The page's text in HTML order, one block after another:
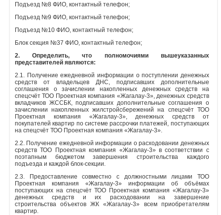
Подъезд №8 ФИО, контактный телефон;
Подъезд №9 ФИО, контактный телефон;
Подъезд №10 ФИО, контактный телефон;
Блок секция №37 ФИО, контактный телефон;
2. Определить, что полномочиями вышеуказанных
представителей являются:
2.1. Получение ежедневной информации о поступлении денежных
средств от владельцев ДНС, подписавших дополнительные
соглашения о зачислении накопленных денежных средств на
спецсчёт ТОО Проектная компания «Жагалау-3», денежных средств
вкладчиков ЖССБК, подписавших дополнительные соглашения о
зачислении накопленных жилстройсбережений на спецсчёт ТОО
Проектная компания «Жагалау-3», денежных средств от
покупателей квартир по системе рассрочки платежей, поступающих
на спецсчёт ТОО Проектная компания «Жагалау-3».
2.2. Получение ежедневной информации о расходовании денежных
средств ТОО Проектная компания «Жагалау-3» в соответствии с
поэтапным бюджетом завершения строительства каждого
подъезда и каждой блок-секции.
2.3. Предоставление совместно с должностными лицами ТОО
Проектная компания «Жагалау-3» информации об объёмах
поступающих на спецсчёт ТОО Проектная компания «Жагалау-3»
денежных средств и их расходовании на завершение
строительства объектов ЖК «Жагалау-3» всем приобретателям
квартир.